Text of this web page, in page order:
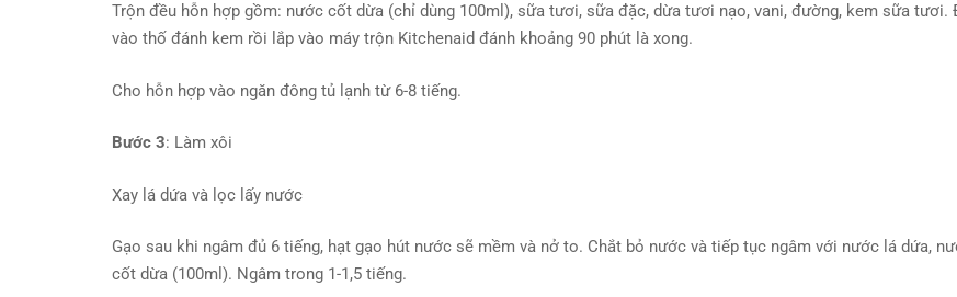
Trộn đều hỗn hợp gồm: nước cốt dừa (chỉ dùng 100ml), sữa tươi, sữa đặc, dừa tươi nạo, vani, đường, kem sữa tươi.
vào thố đánh kem rồi lắp vào máy trộn Kitchenaid đánh khoảng 90 phút là xong.
Cho hỗn hợp vào ngăn đông tủ lạnh từ 6-8 tiếng.
Bước 3: Làm xôi
Xay lá dứa và lọc lấy nước
Gạo sau khi ngâm đủ 6 tiếng, hạt gạo hút nước sẽ mềm và nở to. Chắt bỏ nước và tiếp tục ngâm với nước lá dứa,
cốt dừa (100ml). Ngâm trong 1-1,5 tiếng.